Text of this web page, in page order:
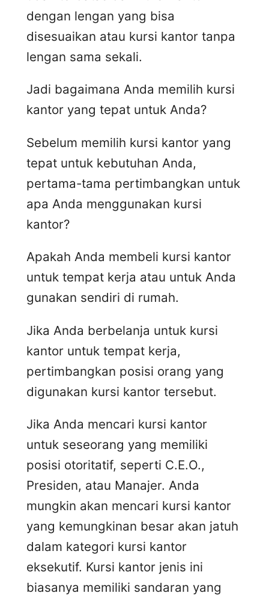
dengan lengan yang bisa
disesuaikan atau kursi kantor tanpa
lengan sama sekali.
Jadi bagaimana Anda memilih kursi
kantor yang tepat untuk Anda?
Sebelum memilih kursi kantor yang
tepat untuk kebutuhan Anda,
pertama-tama pertimbangkan untuk
apa Anda menggunakan kursi
kantor?
Apakah Anda membeli kursi kantor
untuk tempat kerja atau untuk Anda
gunakan sendiri di rumah.
Jika Anda berbelanja untuk kursi
kantor untuk tempat kerja,
pertimbangkan posisi orang yang
digunakan kursi kantor tersebut.
Jika Anda mencari kursi kantor
untuk seseorang yang memiliki
posisi otoritatif, seperti C.E.O.,
Presiden, atau Manajer. Anda
mungkin akan mencari kursi kantor
yang kemungkinan besar akan jatuh
dalam kategori kursi kantor
eksekutif. Kursi kantor jenis ini
biasanya memiliki sandaran yang